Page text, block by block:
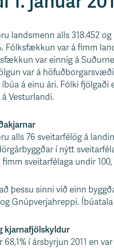
landsmenn alls 318.452
Fólksfækkun var á fimm
var einnig á
var á
á einu ári. Fólki
Vesturlandi.
alls 76 sveitarfélög á
í nýtt
fimm sveitarfélaga undir
þessu sinni við einn
Gnúpverjahreppi.
kjarnafjölskyldur
í ársbyrjun 2011 en